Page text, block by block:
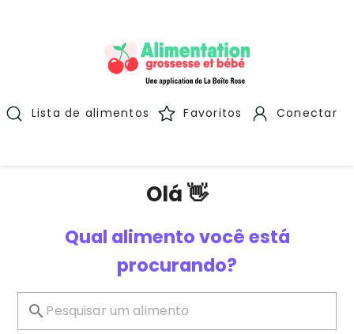
Lista de alimentos Favoritos Conectar
Olá 👋
Qual alimento você está
procurando?